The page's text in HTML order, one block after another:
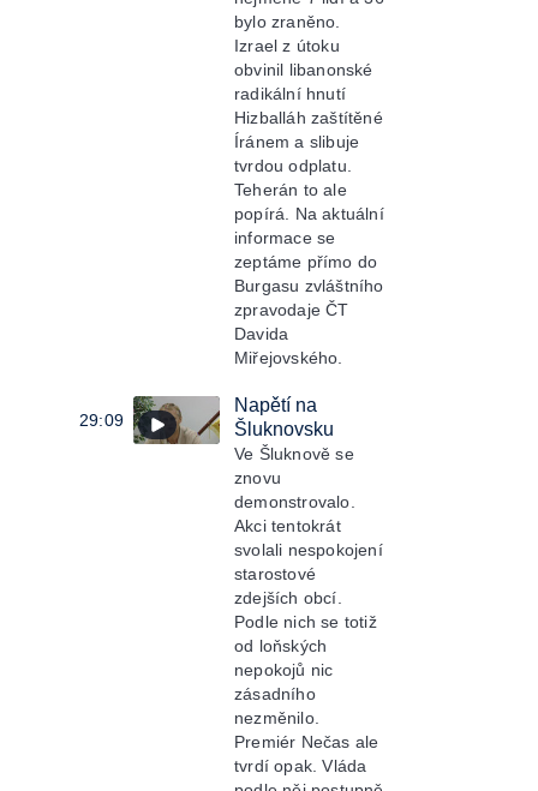
bylo zraněno.
Izrael z útoku
obvinil libanonské
radikální hnutí
Hizballáh zaštítěné
Íránem a slibuje
tvrdou odplatu.
Teherán to ale
popírá. Na aktuální
informace se
zeptáme přímo do
Burgasu zvláštního
zpravodaje ČT
Davida
Miřejovského.
29:09
Napětí na
Šluknovsku
Ve Šluknově se
znovu
demonstrovalo.
Akci tentokrát
svolali nespokojení
starostové
zdejších obcí.
Podle nich se totiž
od loňských
nepokojů nic
zásadního
nezměnilo.
Premiér Nečas ale
tvrdí opak. Vláda